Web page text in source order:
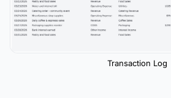
Transaction Log